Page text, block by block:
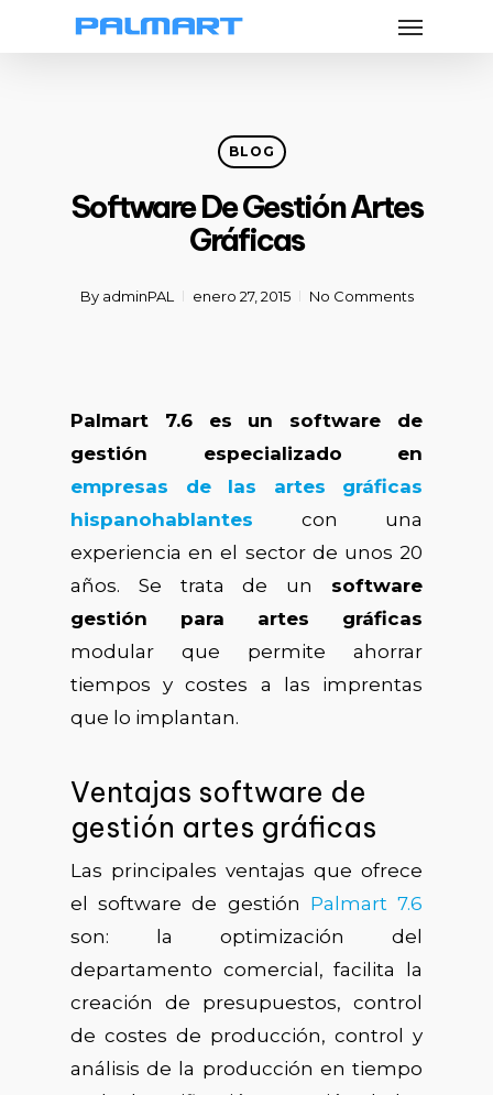
Menu
BLOG
Software De Gestión Artes
Gráficas
By adminPAL enero 27, 2015 No Comments
Palmart 7.6 es un software de
gestión especializado en
empresas de las artes gráficas
hispanohablantes con una
experiencia en el sector de unos 20
años. Se trata de un software
gestión para artes gráficas
modular que permite ahorrar
tiempos y costes a las imprentas
que lo implantan.
Ventajas software de
gestión artes gráficas
Las principales ventajas que ofrece
el software de gestión Palmart 7.6
son: la optimización del
departamento comercial, facilita la
creación de presupuestos, control
de costes de producción, control y
análisis de la producción en tiempo